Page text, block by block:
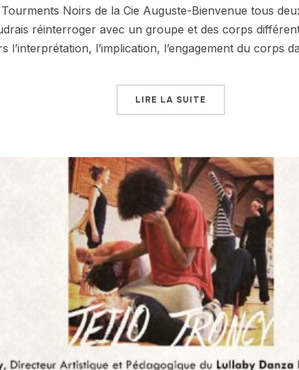
Noirs de la Cie Auguste-Bienvenue tous
réinterroger avec un groupe et des corps
l’interprétation, l’implication, l’engagement du corps
LIRE LA SUITE